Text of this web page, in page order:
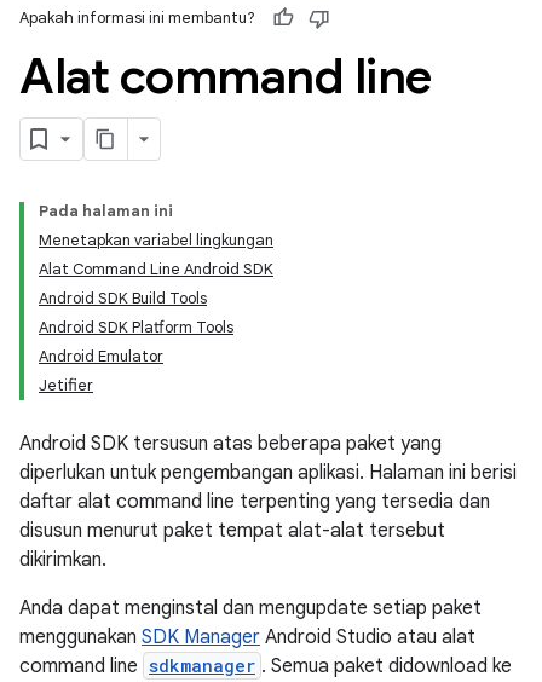
Apakah informasi ini membantu?
Alat command line
Pada halaman ini
Menetapkan variabel lingkungan
Alat Command Line Android SDK
Android SDK Build Tools
Android SDK Platform Tools
Android Emulator
Jetifier
Android SDK tersusun atas beberapa paket yang
diperlukan untuk pengembangan aplikasi. Halaman ini berisi
daftar alat command line terpenting yang tersedia dan
disusun menurut paket tempat alat-alat tersebut
dikirimkan.
Anda dapat menginstal dan mengupdate setiap paket
menggunakan SDK Manager Android Studio atau alat
command line sdkmanager . Semua paket didownload ke